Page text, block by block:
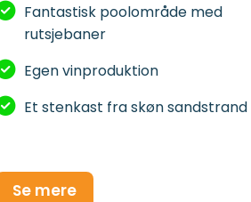
Fantastisk poolområde med
rutsjebaner
Egen vinproduktion
Et stenkast fra skøn sandstrand
Se mere